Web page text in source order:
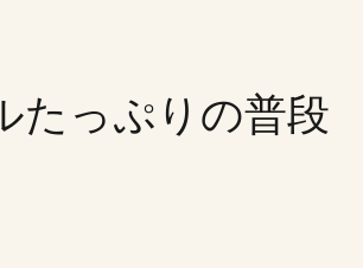
たっぷりの普段